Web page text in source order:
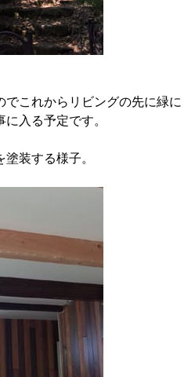
これからリビングの先に緑に
入る予定です。
装する様子。